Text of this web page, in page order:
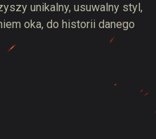
unikalny, usuwalny styl,
oka, do historii danego